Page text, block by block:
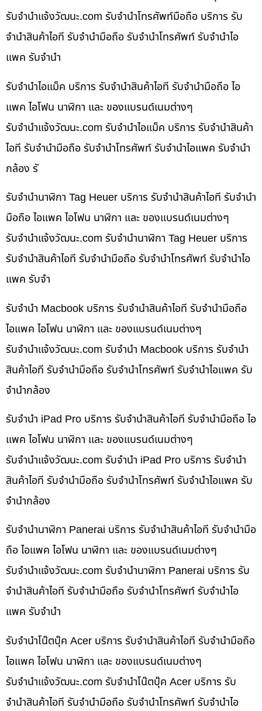
รับจํานําแจ้งวัฒนะ.com รับจำนำโทรศัพท์มือถือ บริการ รับ
จำนำสินค้าไอที รับจำนำมือถือ รับจำนำโทรศัพท์ รับจำนำไอ
แพค รับจำนำ
รับจำนำไอแม็ค บริการ รับจำนำสินค้าไอที รับจำนำมือถือ ไอ
แพค ไอโฟน นาฬิกา และ ของแบรนด์เนมต่างๆ
รับจํานําแจ้งวัฒนะ.com รับจำนำไอแม็ค บริการ รับจำนำสินค้า
ไอที รับจำนำมือถือ รับจำนำโทรศัพท์ รับจำนำไอแพค รับจำนำ
กล้อง รั
รับจำนำนาฬิกา Tag Heuer บริการ รับจำนำสินค้าไอที รับจำนำ
มือถือ ไอแพค ไอโฟน นาฬิกา และ ของแบรนด์เนมต่างๆ
รับจํานําแจ้งวัฒนะ.com รับจำนำนาฬิกา Tag Heuer บริการ
รับจำนำสินค้าไอที รับจำนำมือถือ รับจำนำโทรศัพท์ รับจำนำไอ
แพค รับจำ
รับจำนำ Macbook บริการ รับจำนำสินค้าไอที รับจำนำมือถือ
ไอแพค ไอโฟน นาฬิกา และ ของแบรนด์เนมต่างๆ
รับจํานําแจ้งวัฒนะ.com รับจำนำ Macbook บริการ รับจำนำ
สินค้าไอที รับจำนำมือถือ รับจำนำโทรศัพท์ รับจำนำไอแพค รับ
จำนำกล้อง
รับจำนำ iPad Pro บริการ รับจำนำสินค้าไอที รับจำนำมือถือ ไอ
แพค ไอโฟน นาฬิกา และ ของแบรนด์เนมต่างๆ
รับจํานําแจ้งวัฒนะ.com รับจำนำ iPad Pro บริการ รับจำนำ
สินค้าไอที รับจำนำมือถือ รับจำนำโทรศัพท์ รับจำนำไอแพค รับ
จำนำกล้อง
รับจำนำนาฬิกา Panerai บริการ รับจำนำสินค้าไอที รับจำนำมือ
ถือ ไอแพค ไอโฟน นาฬิกา และ ของแบรนด์เนมต่างๆ
รับจํานําแจ้งวัฒนะ.com รับจำนำนาฬิกา Panerai บริการ รับ
จำนำสินค้าไอที รับจำนำมือถือ รับจำนำโทรศัพท์ รับจำนำไอ
แพค รับจำนำ
รับจำนำโน๊ตบุ๊ค Acer บริการ รับจำนำสินค้าไอที รับจำนำมือถือ
ไอแพค ไอโฟน นาฬิกา และ ของแบรนด์เนมต่างๆ
รับจํานําแจ้งวัฒนะ.com รับจำนำโน๊ตบุ๊ค Acer บริการ รับ
จำนำสินค้าไอที รับจำนำมือถือ รับจำนำโทรศัพท์ รับจำนำไอ